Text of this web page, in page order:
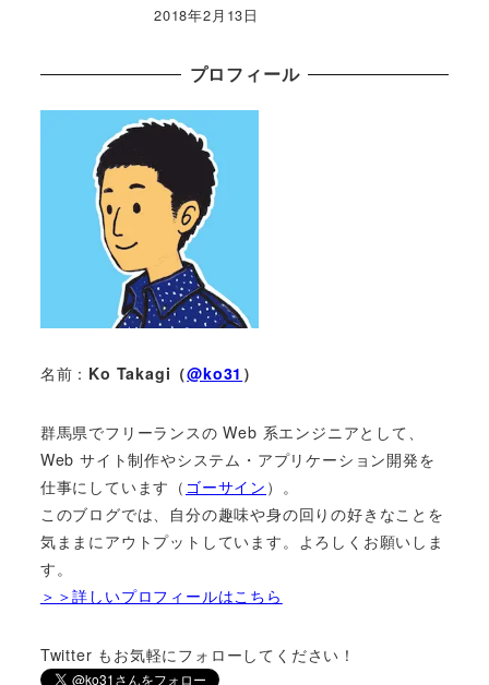
2018年2月13日
プロフィール
名前： Ko Takagi（@ko31 ）
群馬県でフリーランスの Web 系エンジニアとして、
Web サイト制作やシステム・アプリケーション開発を
仕事にしています（ ゴーサイン ）。
このブログでは、自分の趣味や身の回りの好きなことを
気ままにアウトプットしています。よろしくお願いしま
す。
＞＞詳しいプロフィールはこちら
Twitter もお気軽にフォローしてください！